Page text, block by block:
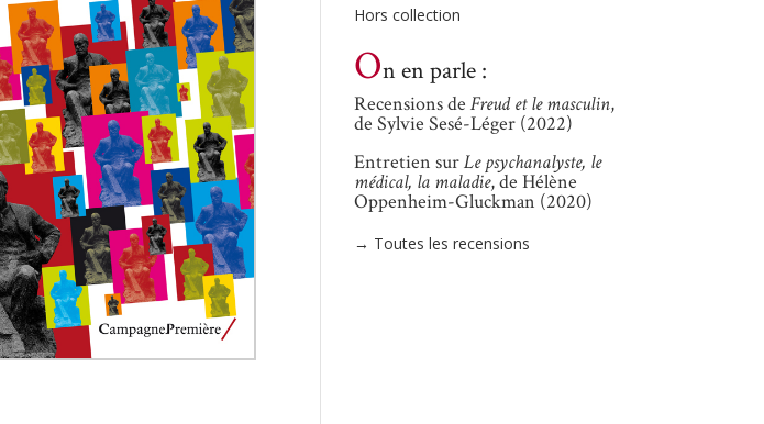
Hors collection
On en parle :
Recensions de Freud et le masculin,
de Sylvie Sesé-Léger (2022)
Entretien surLe psychanalyste, le
médical, la maladie, de Hélène
Oppenheim-Gluckman (2020)
→ Toutes les recensions